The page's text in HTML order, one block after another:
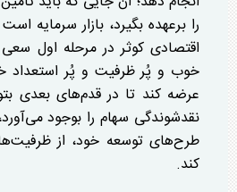
را برعهده بگیرد، بازار سرمایه
اقتصادی کوثر در مرحله اول
خوب و پُر ظرفیت و پُر استعداد
عرضه کند تا در قدم‌های بعدی
نقدشوندگی سهام را بوجود
طرح‌های توسعه خود، از
کند.